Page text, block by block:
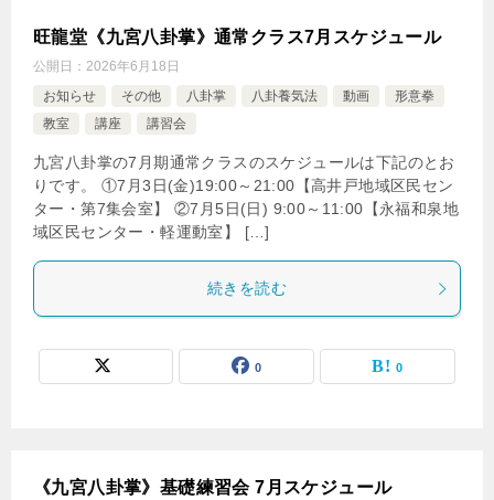
旺龍堂《九宮八卦掌》通常クラス7月スケジュール
公開日： 2026年6月18日
お知らせ
その他 八卦掌 八卦養気法 動画
形意拳
教室
講座 講習会
九宮八卦掌の7月期通常クラスのスケジュールは下記のとお
りです。 ①7月3日(金)19:00～21:00【高井戸地域区民セン
ター・第7集会室】 ②7月5日(日) 9:00～11:00【永福和泉地
域区民センター・軽運動室】 […]
続きを読む
0 0
《九宮八卦掌》基礎練習会 7月スケジュール